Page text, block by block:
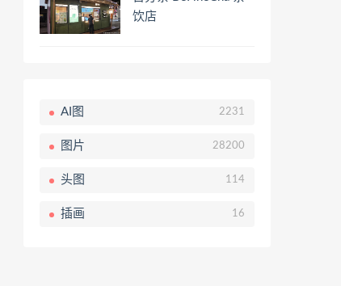
饮店
AI图 2231
图片 28200
头图 114
插画 16